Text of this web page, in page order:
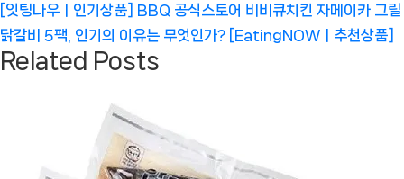
색
Next
Post:
[잇팅나우ㅣ인기상품] BBQ 공식스토어 비비큐치킨 자메이카 그릴
닭갈비 5팩, 인기의 이유는 무엇인가? [EatingNOWㅣ추천상품]
Related Posts